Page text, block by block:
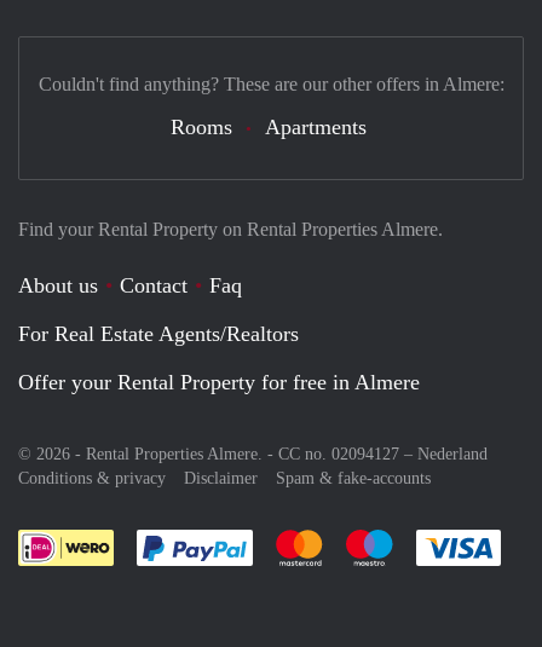
Find your Rental Property on Rental Properties Almere.
About us Contact
Faq
For Real Estate Agents/Realtors
Offer your Rental Property for free in Almere
© 2026 - Rental Properties Almere. - CC no. 02094127 – Nederland
Conditions & privacy
Disclaimer Spam & fake-accounts
Pay easily with :payment method
Pay easily with :payment
Pay easily with
Couldn't find anything? These are our other offers in Almere:
Rooms Apartments